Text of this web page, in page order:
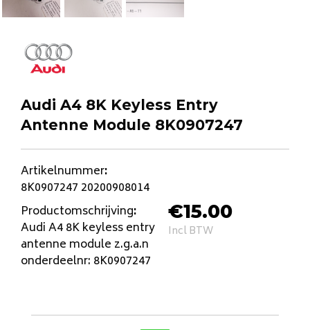
Audi A4 8K Keyless Entry
Antenne Module 8K0907247
Artikelnummer:
8K0907247 20200908014
Productomschrijving:
Audi A4 8K keyless entry
antenne module z.g.a.n
onderdeelnr: 8K0907247
€15.00
Incl BTW